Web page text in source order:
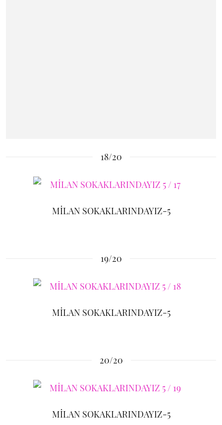
18/20
MİLAN SOKAKLARINDAYIZ-5
19/20
MİLAN SOKAKLARINDAYIZ-5
20/20
MİLAN SOKAKLARINDAYIZ-5